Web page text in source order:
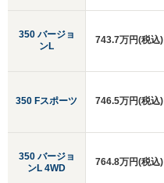
350 バージョ
ンL
350 Fスポーツ
350 バージョ
ンL 4WD
743.7万円(税込)
746.5万円(税込)
764.8万円(税込)